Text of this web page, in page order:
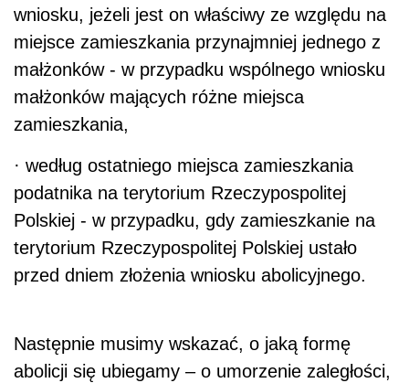
wniosku, jeżeli jest on właściwy ze względu na
miejsce zamieszkania przynajmniej jednego z
małżonków - w przypadku wspólnego wniosku
małżonków mających różne miejsca
zamieszkania,
· według ostatniego miejsca zamieszkania
podatnika na terytorium Rzeczypospolitej
Polskiej - w przypadku, gdy zamieszkanie na
terytorium Rzeczypospolitej Polskiej ustało
przed dniem złożenia wniosku abolicyjnego.
Następnie musimy wskazać, o jaką formę
abolicji się ubiegamy – o umorzenie zaległości,